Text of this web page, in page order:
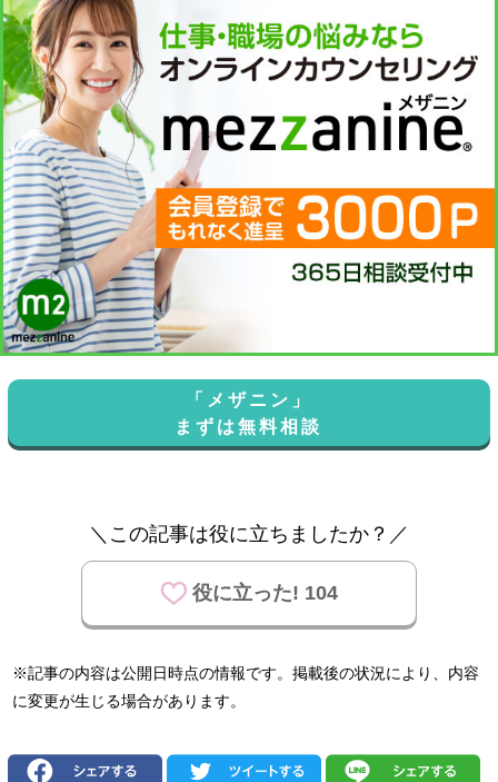
「メザニン」
まずは無料相談
＼この記事は役に立ちましたか？／
役に立った! 104
※記事の内容は公開日時点の情報です。掲載後の状況により、内容
に変更が生じる場合があります。